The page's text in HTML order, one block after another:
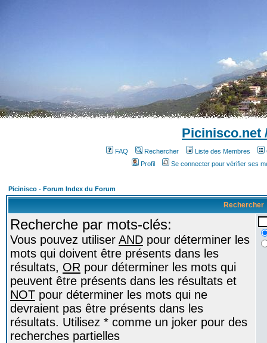
Picinisco.net
FAQ Rechercher Liste des Membres
Profil
Se connecter pour vérifier ses
Picinisco - Forum Index du Forum
Rechercher
Recherche par mots-clés:
Vous pouvez utiliser AND pour déterminer les
mots qui doivent être présents dans les
résultats, OR pour déterminer les mots qui
peuvent être présents dans les résultats et
NOT pour déterminer les mots qui ne
devraient pas être présents dans les
résultats. Utilisez * comme un joker pour des
recherches partielles